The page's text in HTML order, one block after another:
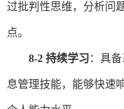
过批判性思维，分析问
点。
8-2 持续学习 ：具备
息管理技能， 能够快速